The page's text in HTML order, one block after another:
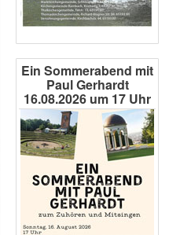
Ein Sommerabend mit
Paul Gerhardt
16.08.2026 um 17 Uhr